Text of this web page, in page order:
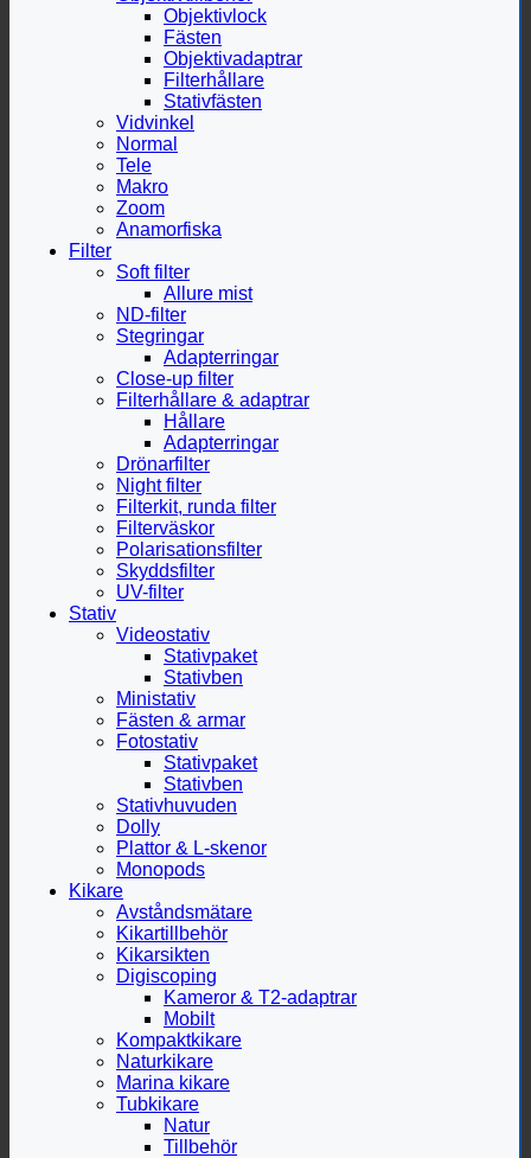
Objektivlock
Fästen
Objektivadaptrar
Filterhållare
Stativfästen
Vidvinkel
Normal
Tele
Makro
Zoom
Anamorfiska
Filter
Soft filter
Allure mist
ND-filter
Stegringar
Adapterringar
Close-up filter
Filterhållare & adaptrar
Hållare
Adapterringar
Drönarfilter
Night filter
Filterkit, runda filter
Filterväskor
Polarisationsfilter
Skyddsfilter
UV-filter
Stativ
Videostativ
Stativpaket
Stativben
Ministativ
Fästen & armar
Fotostativ
Stativpaket
Stativben
Stativhuvuden
Dolly
Plattor & L-skenor
Monopods
Kikare
Avståndsmätare
Kikartillbehör
Kikarsikten
Digiscoping
Kameror & T2-adaptrar
Mobilt
Kompaktkikare
Naturkikare
Marina kikare
Tubkikare
Natur
Tillbehör